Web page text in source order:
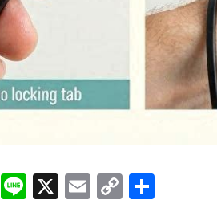
Facebook
Line
X Email
Copy